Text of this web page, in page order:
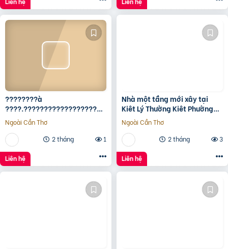
????????à
????.????????????????????,
???????????????? ????
ộ???? ????????ấ????, ????
ó???? ???? ????ặ????
????????ề????
????????????, ????????á
????.???? ????ỷ
Ngoài Cần Thơ
2 tháng
1
Liên hệ
Nhà một tầng mới xây tại
Kiêt Lý Thường Kiêt Phường
nam Đông Hà Quảng Trị
Ngoài Cần Thơ
2 tháng
3
Liên hệ